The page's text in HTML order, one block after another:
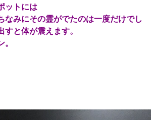
ットには
なみにその霊がでたのは一度だけでし
と体が震えます。